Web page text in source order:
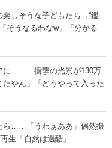
楽しそうな子どもたち→“鑑
そうなるわなw」「分かる
に…… 衝撃の光景が130万
やん」「どうやって入った
ら……「うわぁああ」偶然撮
生「自然は過酷」